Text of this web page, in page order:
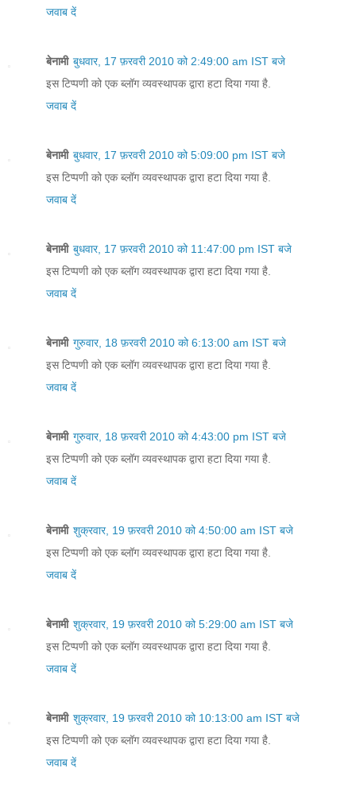
जवाब दें
बेनामी बुधवार, 17 फ़रवरी 2010 को 2:49:00 am IST बजे
इस टिप्पणी को एक ब्लॉग व्यवस्थापक द्वारा हटा दिया गया है.
जवाब दें
बेनामी बुधवार, 17 फ़रवरी 2010 को 5:09:00 pm IST बजे
इस टिप्पणी को एक ब्लॉग व्यवस्थापक द्वारा हटा दिया गया है.
जवाब दें
बेनामी बुधवार, 17 फ़रवरी 2010 को 11:47:00 pm IST बजे
इस टिप्पणी को एक ब्लॉग व्यवस्थापक द्वारा हटा दिया गया है.
जवाब दें
बेनामी गुरुवार, 18 फ़रवरी 2010 को 6:13:00 am IST बजे
इस टिप्पणी को एक ब्लॉग व्यवस्थापक द्वारा हटा दिया गया है.
जवाब दें
बेनामी गुरुवार, 18 फ़रवरी 2010 को 4:43:00 pm IST बजे
इस टिप्पणी को एक ब्लॉग व्यवस्थापक द्वारा हटा दिया गया है.
जवाब दें
बेनामी शुक्रवार, 19 फ़रवरी 2010 को 4:50:00 am IST बजे
इस टिप्पणी को एक ब्लॉग व्यवस्थापक द्वारा हटा दिया गया है.
जवाब दें
बेनामी शुक्रवार, 19 फ़रवरी 2010 को 5:29:00 am IST बजे
इस टिप्पणी को एक ब्लॉग व्यवस्थापक द्वारा हटा दिया गया है.
जवाब दें
बेनामी शुक्रवार, 19 फ़रवरी 2010 को 10:13:00 am IST बजे
इस टिप्पणी को एक ब्लॉग व्यवस्थापक द्वारा हटा दिया गया है.
जवाब दें